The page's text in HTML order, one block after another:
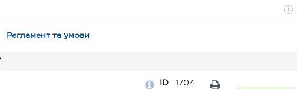
Регламент та умови
ID 1704